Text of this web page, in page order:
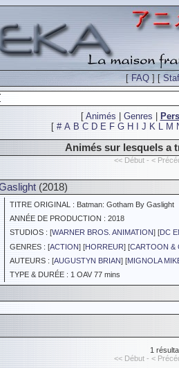
[FAQ ] [
[ Animés Genres
[ # A B C D E F G H J K L M
Animés sur lesquels a
<< Début - <
(2018)
TITRE ORIGINAL : Batman: Gotham By Gaslight
ANNÉE DE PRODUCTION : 2018
STUDIOS : [WARNER BROS. ANIMATION] [DC
GENRES : [ACTION] [HORREUR] [CARTOON &
AUTEURS : [AUGUSTYN BRIAN] [MIGNOLA
TYPE & DURÉE : 1 OAV 77 mins
1
<< Début - <